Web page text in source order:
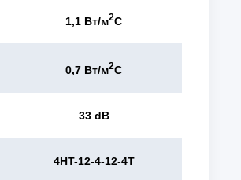
1,1 Вт/м2С
0,7 Вт/м2С
33 dB
4HT-12-4-12-4T